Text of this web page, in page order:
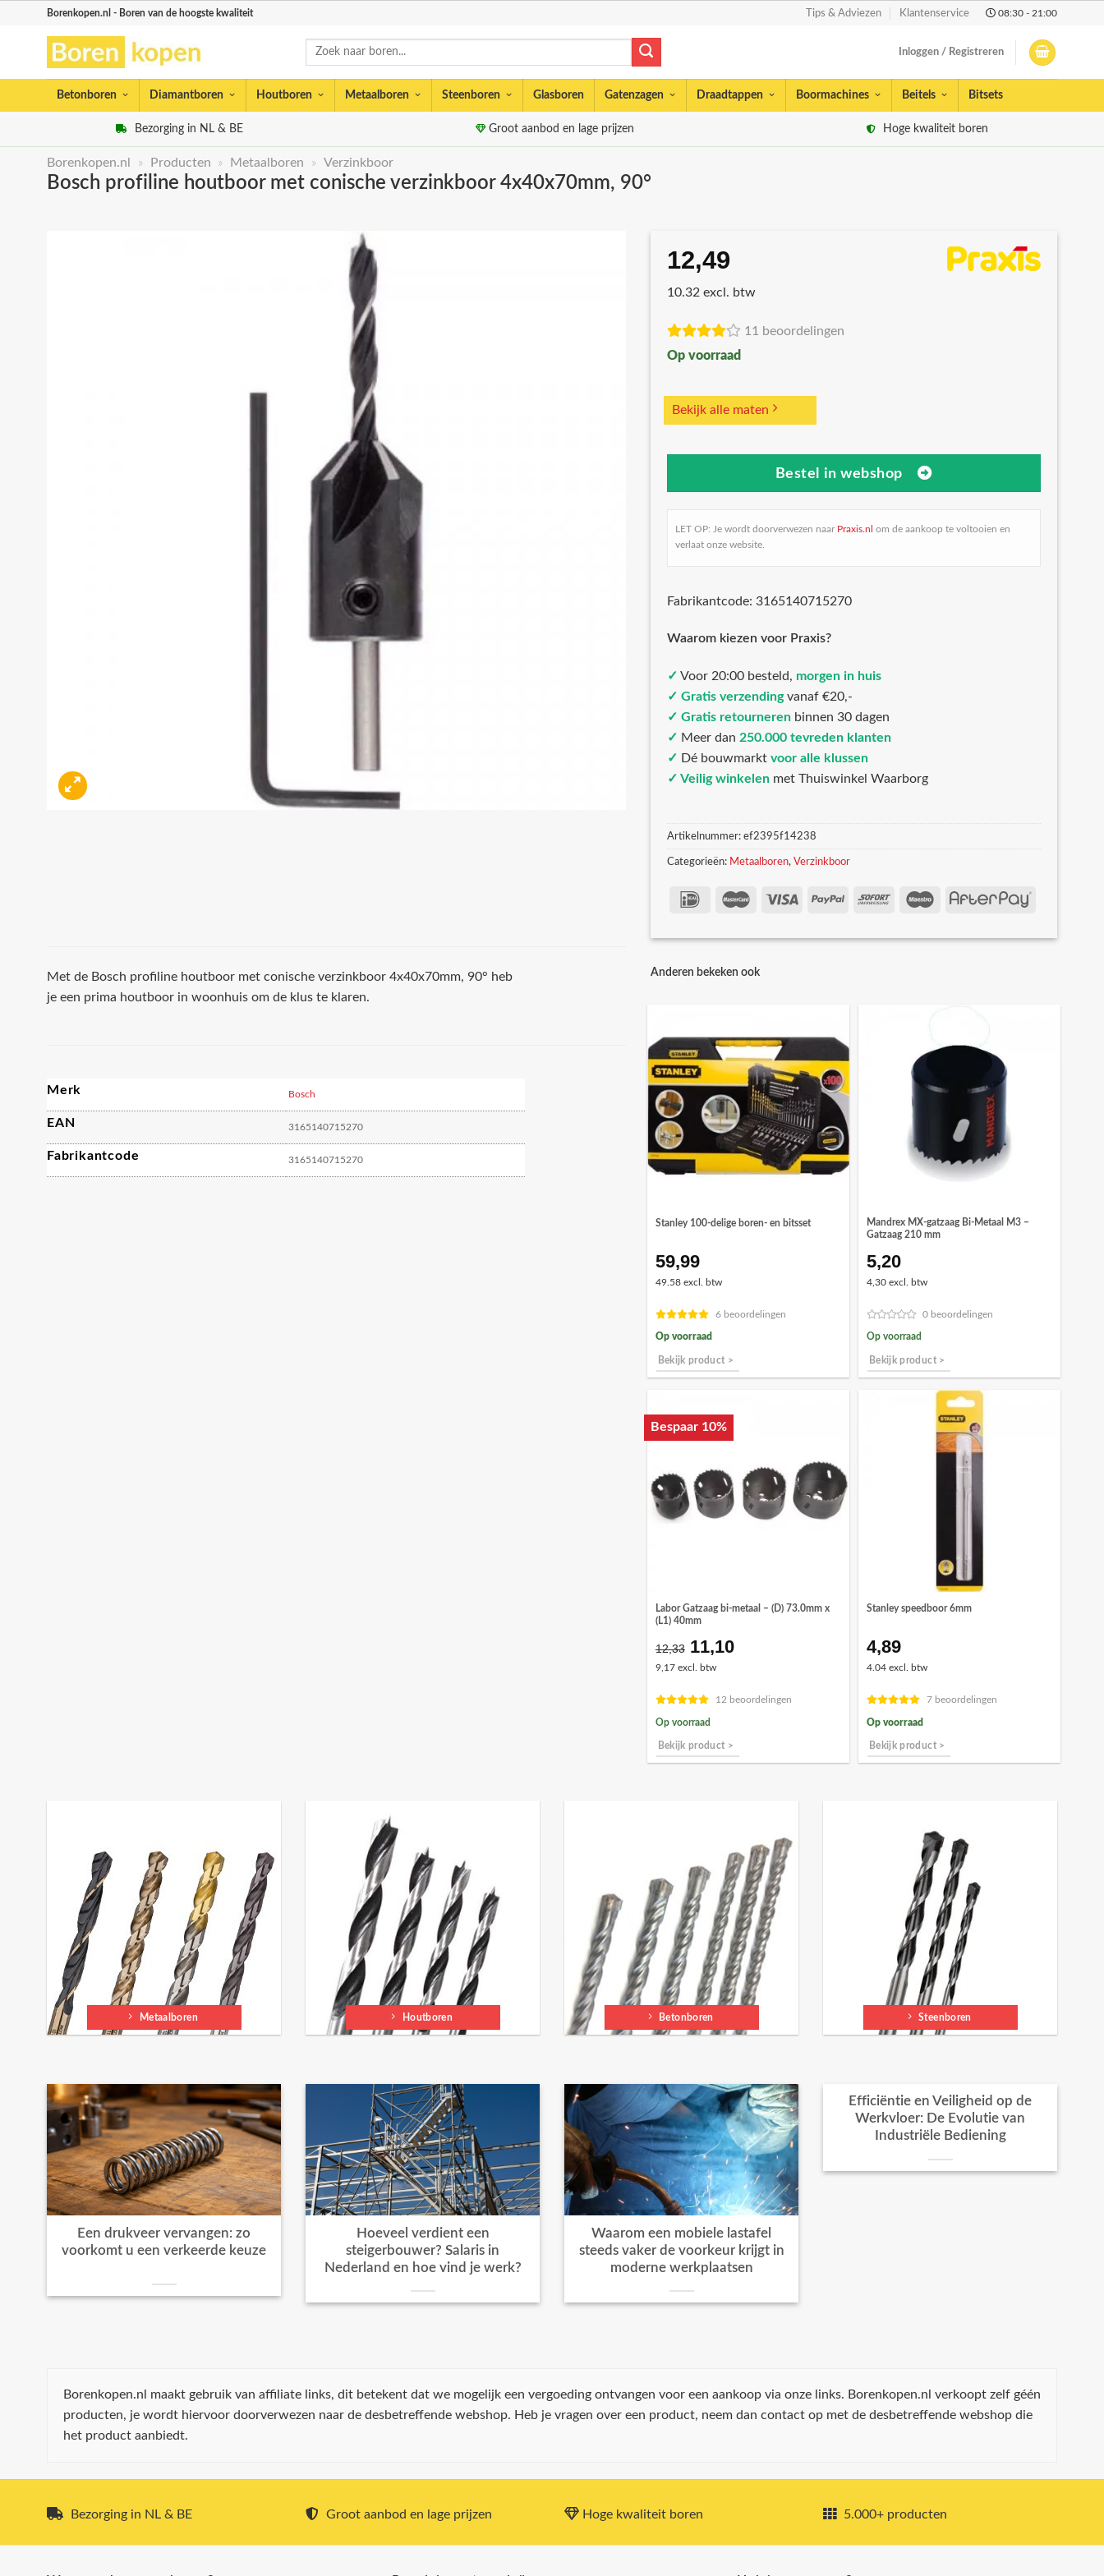
Borenkopen.nl - Boren van de hoogste kwaliteit Tips & Adviezen Klantenservice 08:30 - 21:00
Zoeken
Inloggen / Registreren
Betonboren Diamantboren Houtboren Metaalboren Steenboren Glasboren Gatenzagen Draadtappen Boormachines Beitels Bitsets
Bezorging in NL & BE Groot aanbod en lage prijzen Hoge kwaliteit boren
Borenkopen.nl » Producten » Metaalboren » Verzinkboor
Bosch profiline houtboor met conische verzinkboor 4x40x70mm, 90°
12,49
10.32 excl. btw
11 beoordelingen
Op voorraad
Bekijk alle maten
Bestel in webshop
LET OP: Je wordt doorverwezen naar Praxis.nl om de aankoop te voltooien en
verlaat onze website.
Fabrikantcode: 3165140715270
Waarom kiezen voor Praxis?
✓ Voor 20:00 besteld, morgen in huis
✓ Gratis verzendingvanaf €20,-
✓ Gratis retourneren binnen 30 dagen
✓ Meer dan 250.000 tevreden klanten
✓ Dé bouwmarkt voor alle klussen
✓ Veilig winkelen met Thuiswinkel Waarborg
Artikelnummer: ef2395f14238
Categorieën: Metaalboren, Verzinkboor
Met de Bosch profiline houtboor met conische verzinkboor 4x40x70mm, 90° heb
je een prima houtboor in woonhuis om de klus te klaren.
Merk Bosch
EAN 3165140715270
Fabrikantcode 3165140715270
Anderen bekeken ook
Stanley 100-delige boren- en bitsset
59,99
49.58 excl. btw
6 beoordelingen
Op voorraad
Bekijk product >
Mandrex MX-gatzaag Bi-Metaal M3 –
Gatzaag 210 mm
5,20
4,30 excl. btw
0 beoordelingen
Op voorraad
Bekijk product >
Bespaar 10%
Labor Gatzaag bi-metaal – (D) 73.0mm x
(L1) 40mm
12,33 Oorspronkelijke
prijs
€12,33.
11,10Huidige
€11,10.
9,17 excl. btw
12 beoordelingen
Op voorraad
Bekijk product >
Stanley speedboor 6mm
4,89
4.04 excl. btw
7 beoordelingen
Op voorraad
Bekijk product >
Metaalboren Houtboren Betonboren Steenboren
Een drukveer vervangen: zo
voorkomt u een verkeerde keuze
Hoeveel verdient een
steigerbouwer? Salaris in
Nederland en hoe vind je werk?
Waarom een mobiele lastafel
steeds vaker de voorkeur krijgt in
moderne werkplaatsen
Efficiëntie en Veiligheid op de
Werkvloer: De Evolutie van
Industriële Bediening
Borenkopen.nl maakt gebruik van affiliate links, dit betekent dat we mogelijk een vergoeding ontvangen voor een aankoop via onze links. Borenkopen.nl verkoopt zelf géén
producten, je wordt hiervoor doorverwezen naar de desbetreffende webshop. Heb je vragen over een product, neem dan contact op met de desbetreffende webshop die
het product aanbiedt.
Bezorging in NL & BE Groot aanbod en lage prijzen Hoge kwaliteit boren 5.000+ producten